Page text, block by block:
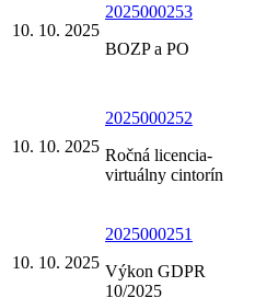
10. 10. 2025
2025000253
BOZP a PO
10. 10. 2025
2025000252
Ročná licencia-
virtuálny cintorín
10. 10. 2025
2025000251
Výkon GDPR
10/2025